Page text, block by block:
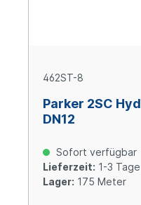
462ST-8
Parker 2SC
DN12
Sofort verfügbar
Lieferzeit: 1-3 Tage
Lager: 175 Meter